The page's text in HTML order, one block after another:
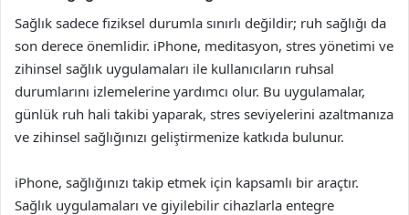
Sağlık sadece fiziksel durumla sınırlı değildir; ruh sağlığı da
son derece önemlidir. iPhone, meditasyon, stres yönetimi ve
zihinsel sağlık uygulamaları ile kullanıcıların ruhsal
durumlarını izlemelerine yardımcı olur. Bu uygulamalar,
günlük ruh hali takibi yaparak, stres seviyelerini azaltmanıza
ve zihinsel sağlığınızı geliştirmenize katkıda bulunur.
iPhone, sağlığınızı takip etmek için kapsamlı bir araçtır.
Sağlık uygulamaları ve giyilebilir cihazlarla entegre